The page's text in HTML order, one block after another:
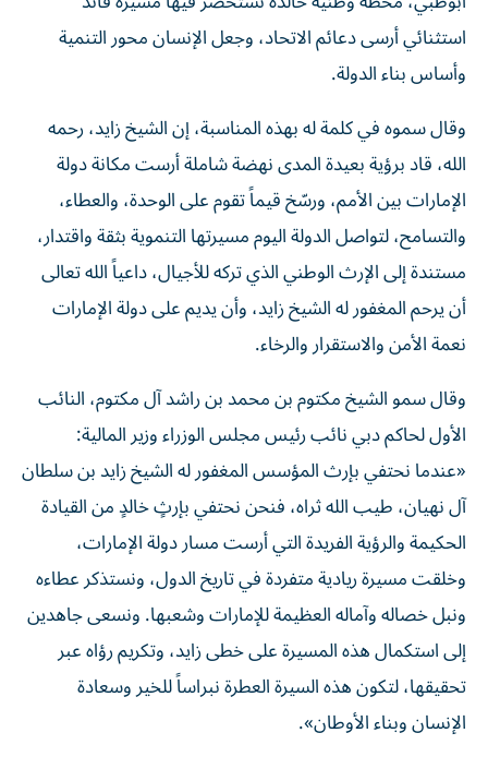
استثنائي أرسى دعائم الاتحاد، وجعل الإنسان محور التنمية
وأساس بناء الدولة.
وقال سموه في كلمة له بهذه المناسبة، إن الشيخ زايد، رحمه
الله، قاد برؤية بعيدة المدى نهضة شاملة أرست مكانة دولة
الإمارات بين الأمم، ورسّخ قيماً تقوم على الوحدة، والعطاء،
والتسامح، لتواصل الدولة اليوم مسيرتها التنموية بثقة واقتدار،
مستندة إلى الإرث الوطني الذي تركه للأجيال، داعياً الله تعالى
أن يرحم المغفور له الشيخ زايد، وأن يديم على دولة الإمارات
نعمة الأمن والاستقرار والرخاء.
وقال سمو الشيخ مكتوم بن محمد بن راشد آل مكتوم، النائب
الأول لحاكم دبي نائب رئيس مجلس الوزراء وزير المالية:
«عندما نحتفي بإرث المؤسس المغفور له الشيخ زايد بن سلطان
آل نهيان، طيب الله ثراه، فنحن نحتفي بإرثٍ خالدٍ من القيادة
الحكيمة والرؤية الفريدة التي أرست مسار دولة الإمارات،
وخلقت مسيرة ريادية متفردة في تاريخ الدول، ونستذكر عطاءه
ونبل خصاله وآماله العظيمة للإمارات وشعبها. ونسعى جاهدين
إلى استكمال هذه المسيرة على خطى زايد، وتكريم رؤاه عبر
تحقيقها، لتكون هذه السيرة العطرة نبراساً للخير وسعادة
الإنسان وبناء الأوطان».